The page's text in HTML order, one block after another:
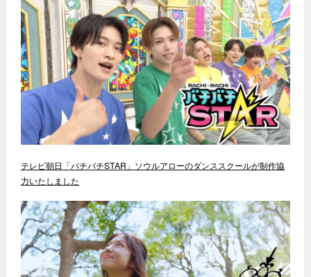
テレビ朝日「バチバチSTAR」ソウルアローのダンススクールが制作協
力いたしました